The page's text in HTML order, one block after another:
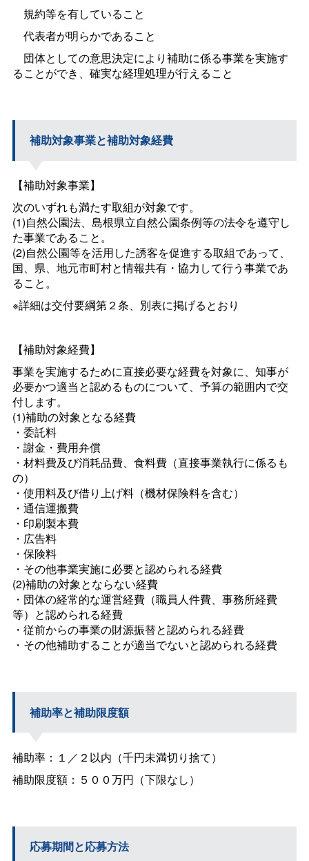
規約等を有していること
代表者が明らかであること
団体としての意思決定により補助に係る事業を実施す
ることができ、確実な経理処理が行えること
補助対象事業と補助対象経費
【補助対象事業】
次のいずれも満たす取組が対象です。
(1)自然公園法、島根県立自然公園条例等の法令を遵守し
た事業であること。
(2)自然公園等を活用した誘客を促進する取組であって、
国、県、地元市町村と情報共有・協力して行う事業であ
ること。
※詳細は交付要綱第２条、別表に掲げるとおり
【補助対象経費】
事業を実施するために直接必要な経費を対象に、知事が
必要かつ適当と認めるものについて、予算の範囲内で交
付します。
(1)補助の対象となる経費
・委託料
・謝金・費用弁償
・材料費及び消耗品費、食料費（直接事業執行に係るも
の）
・使用料及び借り上げ料（機材保険料を含む）
・通信運搬費
・印刷製本費
・広告料
・保険料
・その他事業実施に必要と認められる経費
(2)補助の対象とならない経費
・団体の経常的な運営経費（職員人件費、事務所経費
等）と認められる経費
・従前からの事業の財源振替と認められる経費
・その他補助することが適当でないと認められる経費
補助率と補助限度額
補助率：１／２以内（千円未満切り捨て）
補助限度額：５００万円（下限なし）
応募期間と応募方法